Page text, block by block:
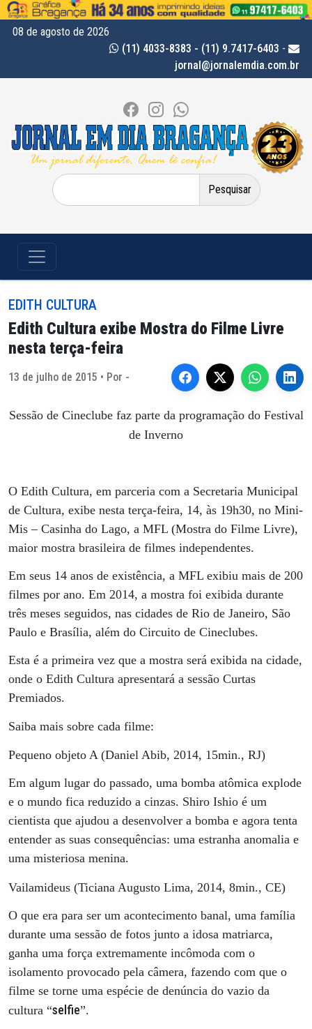
08 de agosto de 2026
(11) 4033-8383 - (11) 9.7417-6403 -
jornal@jornalemdia.com.br
Pesquisar
por:
EDITH CULTURA
Edith Cultura exibe Mostra do Filme Livre
nesta terça-feira
13 de julho de 2015 • Por -
Sessão de Cineclube faz parte da programação do Festival
de Inverno
O Edith Cultura, em parceria com a Secretaria Municipal
de Cultura, exibe nesta terça-feira, 14, às 19h30, no Mini-
Mis – Casinha do Lago, a MFL (Mostra do Filme Livre),
maior mostra brasileira de filmes independentes.
Em seus 14 anos de existência, a MFL exibiu mais de 200
filmes por ano. Em 2014, a mostra foi exibida durante
três meses seguidos, nas cidades de Rio de Janeiro, São
Paulo e Brasília, além do Circuito de Cineclubes.
Esta é a primeira vez que a mostra será exibida na cidade,
onde o Edith Cultura apresentará a sessão Curtas
Premiados.
Saiba mais sobre cada filme:
Pequeno objeto A (Daniel Abib, 2014, 15min., RJ)
Em algum lugar do passado, uma bomba atômica explode
e o mundo fica reduzido a cinzas. Shiro Ishio é um
cientista que ajudou a desenvolver a bomba e agora tenta
entender as suas consequências: uma estranha anomalia e
uma misteriosa menina.
Vailamideus (Ticiana Augusto Lima, 2014, 8min., CE)
O que era para ser um acontecimento banal, uma família
durante uma sessão de fotos junto a idosa matriarca,
ganha uma força extremamente incômoda com o
isolamento provocado pela câmera, fazendo com que o
filme se torne uma espécie de denúncia do vazio da
cultura “selfie”.